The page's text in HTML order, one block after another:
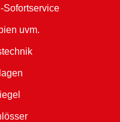
Sofortservice
uvm.